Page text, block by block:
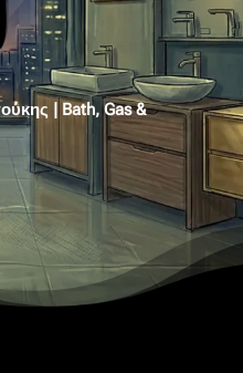
| Bath, Gas &